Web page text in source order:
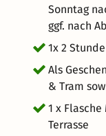
Sonntag
ggf. nach
1x 2
Als
& Tram
1 x
Terrasse